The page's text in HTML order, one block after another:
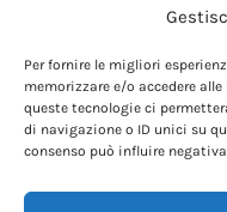
Per fornire le migliori
memorizzare e/o accedere
queste tecnologie ci
di navigazione o ID unici su
consenso può influire